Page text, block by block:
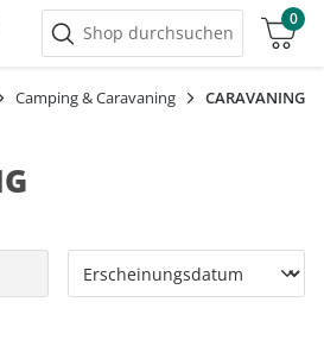
Shop durchsuchen
0
Camping & Caravaning CARAVANING